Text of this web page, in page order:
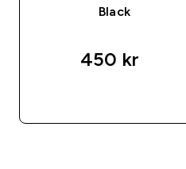
Black
450 kr‎